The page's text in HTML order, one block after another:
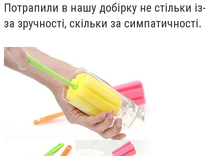
Потрапили в нашу добірку не стільки із-
за зручності, скільки за симпатичності.